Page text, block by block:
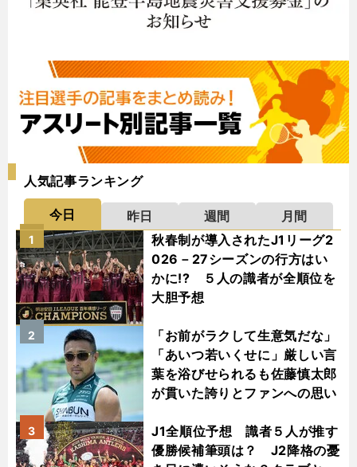
人気記事ランキング
今日 昨日 週間
月間
秋春制が導入されたJ1リーグ2
026－27シーズンの行方はい
かに!? ５人の識者が全順位を
大胆予想
1
「お前がラクして生意気だな」
「あいつ若いくせに」厳しい言
葉を浴びせられるも佐藤慎太郎
が貫いた誇りとファンへの思い
2
J1全順位予想 識者５人が推す
優勝候補筆頭は？ J2降格の憂
3